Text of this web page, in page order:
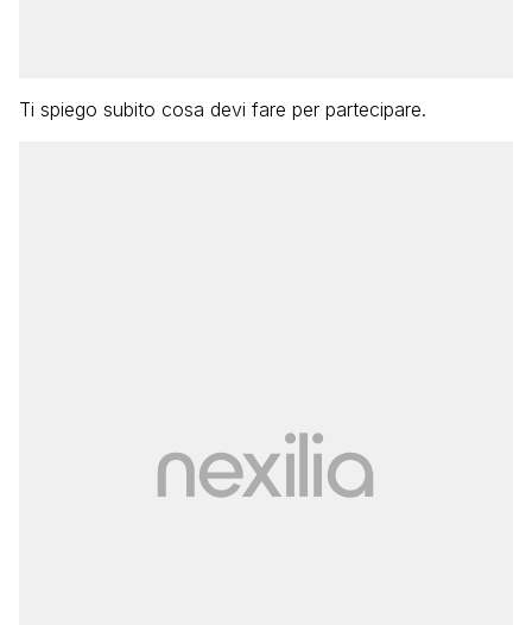
Ti spiego subito cosa devi fare per partecipare.